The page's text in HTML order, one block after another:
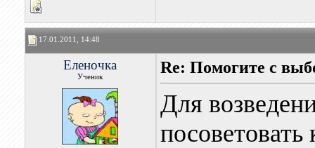
17.01.2011, 14:48
Еленочка
Ученик
Re: Помогите с
Для